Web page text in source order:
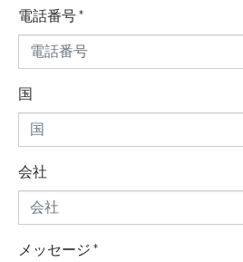
電話番号*
国
会社
メッセージ*